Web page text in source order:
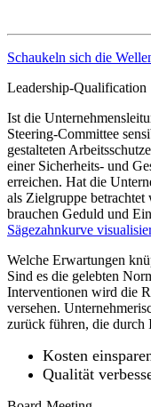
Schaukeln sich die
Leadership-Qualification
Ist die
Steering-Committee
gestalteten
einer Sicherheits- und
erreichen. Hat die
als Zielgruppe
brauchen Geduld und
Sägezahnkurve
Welche Erwartungen
Sind es die gelebten
Interventionen wird die
versehen.
zurück führen, die durch
Kosten
Qualität